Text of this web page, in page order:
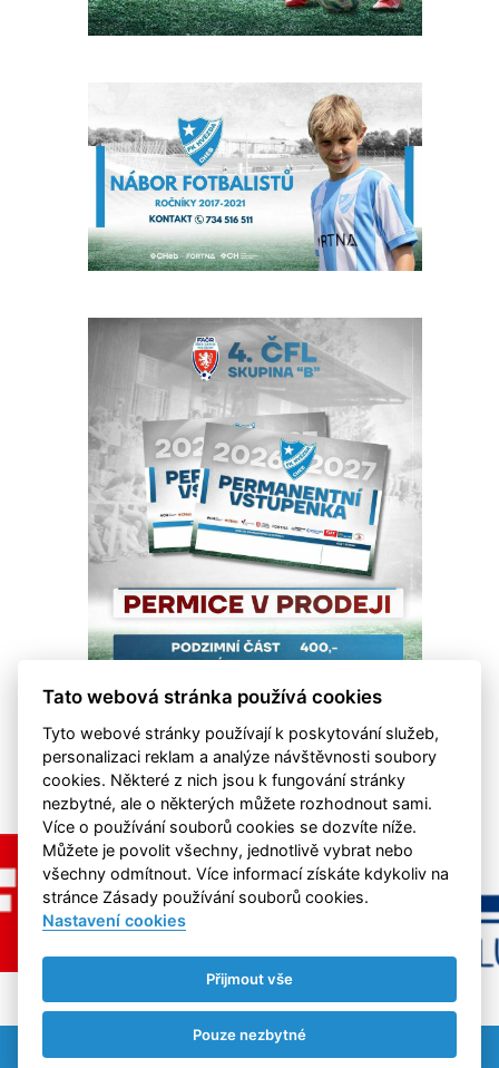
Tato webová stránka používá cookies
Tyto webové stránky používají k poskytování služeb,
personalizaci reklam a analýze návštěvnosti soubory
cookies. Některé z nich jsou k fungování stránky
nezbytné, ale o některých můžete rozhodnout sami.
Více o používání souborů cookies se dozvíte níže.
Můžete je povolit všechny, jednotlivě vybrat nebo
všechny odmítnout. Více informací získáte kdykoliv na
stránce Zásady používání souborů cookies.
Nastavení cookies
Přijmout vše
Pouze nezbytné